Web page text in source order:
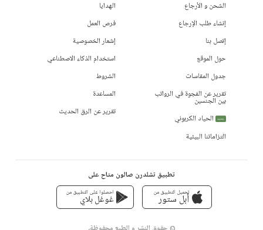
الشحن و الأرجاع
إنشاء طلب الإرجاع
إتصل بنا
حول الموقع
جدول المقاسات
تقرير عن الفجوة في الرواتب
بين الجنسين
جديد
الحياد الكربوني
التزاماتنا البيئية
الهدايا
فرص العمل
إشعار الخصوصية
استخدام الذكاء الاصطناعي
الشروط
المساعدة
تقرير عن الرق الحديث
تطبيق تشلدرن صالون متاح على
تحميل التطبيق من
أبل ستور
احصلوا على التطبيق من
غوغل بلاي